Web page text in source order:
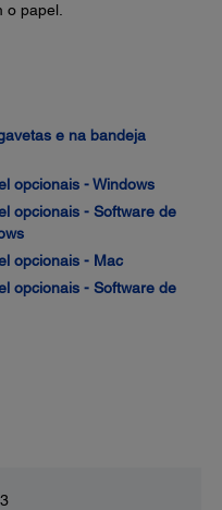
papel.
e na bandeja
opcionais - Windows
opcionais - Software de
opcionais - Mac
opcionais - Software de